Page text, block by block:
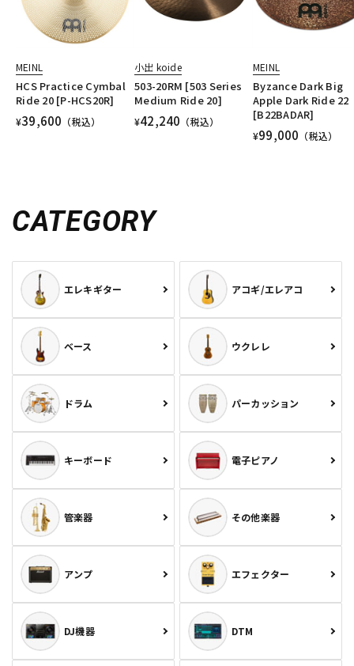
MEINL
HCS Practice Cymbal
Ride 20 [P-HCS20R]
¥39,600 （税込）
小出 koide
503-20RM [503 Series
Medium Ride 20]
¥42,240 （税込）
MEINL
Byzance Dark Big
Apple Dark Ride 22
[B22BADAR]
¥99,000 （税込）
CATEGORY
エレキギター アコギ/エレアコ
ベース ウクレレ
ドラム パーカッション
キーボード 電子ピアノ
管楽器 その他楽器
アンプ エフェクター
DJ機器 DTM